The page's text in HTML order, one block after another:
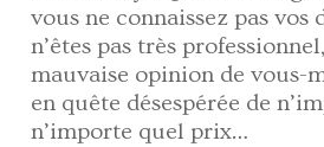
vous ne connaissez pas vos
n’êtes pas très
mauvaise opinion de vous-
en quête désespérée de
n’importe quel prix…